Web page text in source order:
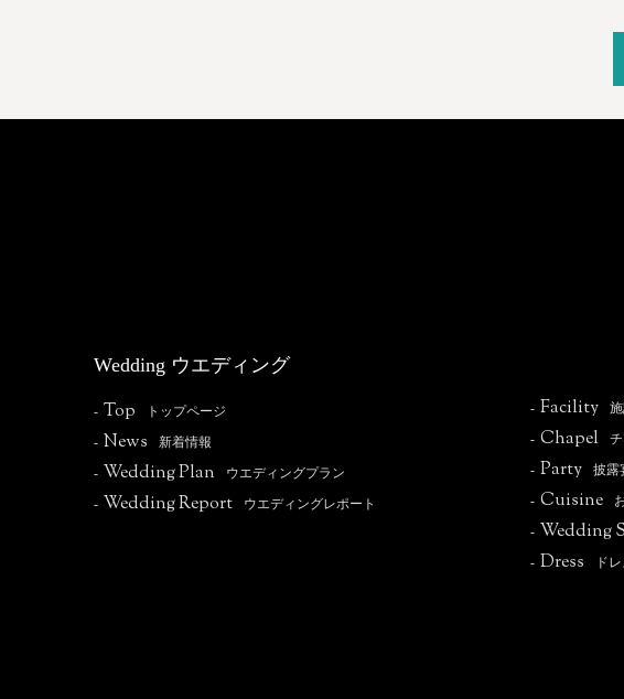
Wedding ウエディング
- Top
トップページ
- News
新着情報
- Wedding Plan
ウエディングプラン
- Wedding Report ウエディングレポート
- Facility
- Chapel
- Party
披露
- Cuisine
- Wedding
- Dress ド